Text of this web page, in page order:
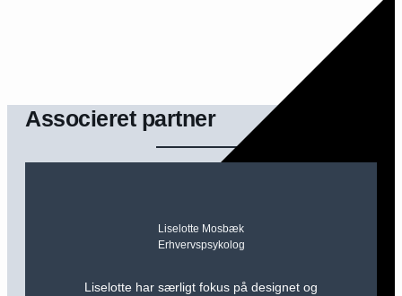
Associeret partner
Liselotte Mosbæk
Erhvervspsykolog
Liselotte har særligt fokus på designet og